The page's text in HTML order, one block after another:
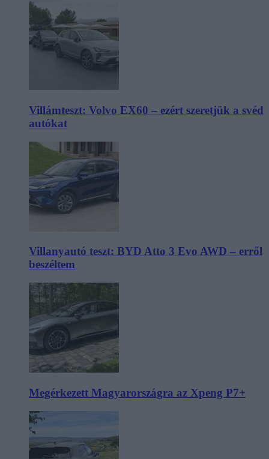
Villámteszt: Volvo EX60 – ezért szeretjük a svéd
autókat
Villanyautó teszt: BYD Atto 3 Evo AWD – erről
beszéltem
Megérkezett Magyarországra az Xpeng P7+